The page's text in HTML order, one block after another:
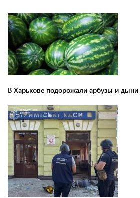
В Харькове подорожали арбузы и дыни